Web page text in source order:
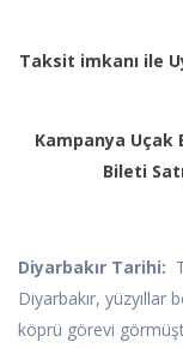
Taksit imkanı ile
Kampanya Uçak
Bileti
Diyarbakır Tarihi:
Diyarbakır, yüzyıllar
köprü görevi